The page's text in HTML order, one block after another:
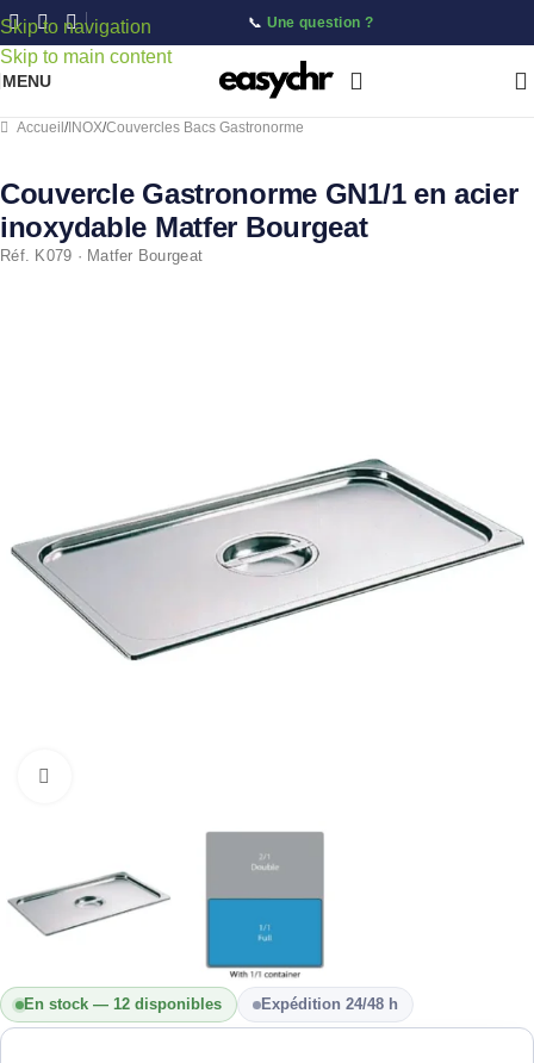
Skip to navigation
Skip to main content
📞 Une question ?
MENU
Accueil /INOX/Couvercles Bacs Gastronorme
Couvercle Gastronorme GN1/1 en acier
inoxydable Matfer Bourgeat
Réf. K079 · Matfer Bourgeat
En stock — 12 disponibles Expédition 24/48 h